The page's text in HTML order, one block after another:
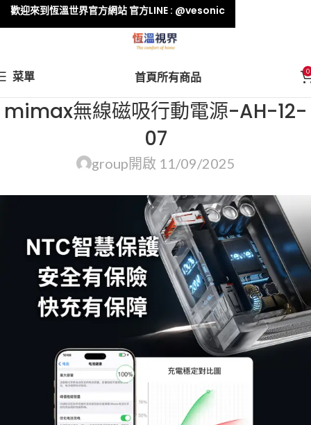
菜單 首頁所有商品 0
mimax無線磁吸行動電源-AH-12-
07
group開啟 11/09/2025
歡迎來到恆溫世界官方網站 官方LINE : @vesonic